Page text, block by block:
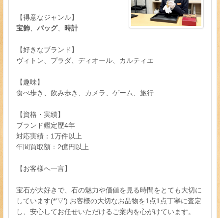
【得意なジャンル】
宝飾
バッグ、 時計
【好きなブランド】
ヴィトン、プラダ、ディオール、カルティエ
【趣味】
食べ歩き、飲み歩き、カメラ、ゲーム、旅行
【資格・実績】
ブランド鑑定歴4年
対応実績：1万件以上
年間買取額：2億円以上
【お客様へ一言】
宝石が大好きで、石の魅力や価値を見る時間をとても大切に
しています(*'▽') お客様の大切なお品物を1点1点丁寧に査定
し、安心してお任せいただけるご案内を心がけています。